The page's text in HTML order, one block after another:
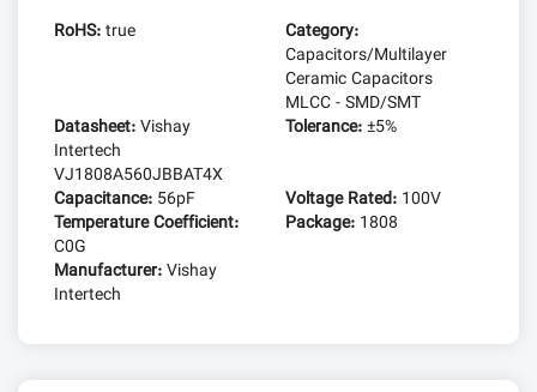
RoHS:true
Category:
Capacitors/Multilayer
Ceramic Capacitors
MLCC - SMD/SMT
Datasheet:Vishay
Intertech
VJ1808A560JBBAT4X
Tolerance:±5%
Capacitance: 56pF Voltage Rated: 100V
Temperature Coefficient:
C0G
Package: 1808
Manufacturer:Vishay
Intertech